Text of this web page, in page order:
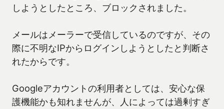
しようとしたところ、ブロックされました。
メールはメーラーで受信しているのですが、その
際に不明なIPからログインしようとしたと判断さ
れたからです。
Googleアカウントの利用者としては、安心な保
護機能かも知れませんが、人によっては過剰すぎ